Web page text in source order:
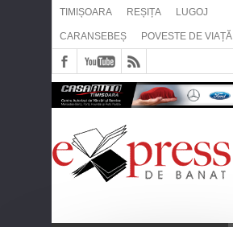
TIMIȘOARA REȘIȚA LUGOJ
CARANSEBEȘ POVESTE DE VIAȚĂ